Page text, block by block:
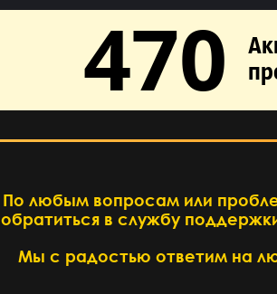
470
По любым вопросам или
обратиться в службу
Мы с радостью ответим на